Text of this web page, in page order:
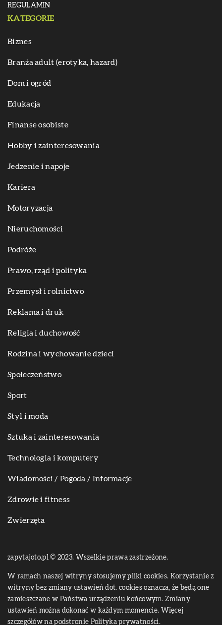
REGULAMIN
KATEGORIE
Biznes
Branża adult (erotyka, hazard)
Dom i ogród
Edukacja
Finanse osobiste
Hobby i zainteresowania
Jedzenie i napoje
Kariera
Motoryzacja
Nieruchomości
Podróże
Prawo, rząd i polityka
Przemysł i rolnictwo
Reklama i druk
Religia i duchowość
Rodzina i wychowanie dzieci
Społeczeństwo
Sport
Styl i moda
Sztuka i zainteresowania
Technologia i komputery
Wiadomości / Pogoda / Informacje
Zdrowie i fitness
Zwierzęta
zapytajoto.pl © 2023. Wszelkie prawa zastrzeżone.
W ramach naszej witryny stosujemy pliki cookies. Korzystanie z
witryny bez zmiany ustawień dot. cookies oznacza, że będą one
zamieszczane w Państwa urządzeniu końcowym. Zmiany
ustawień można dokonać w każdym momencie. Więcej
szczegółów na podstronie Polityka prywatności.